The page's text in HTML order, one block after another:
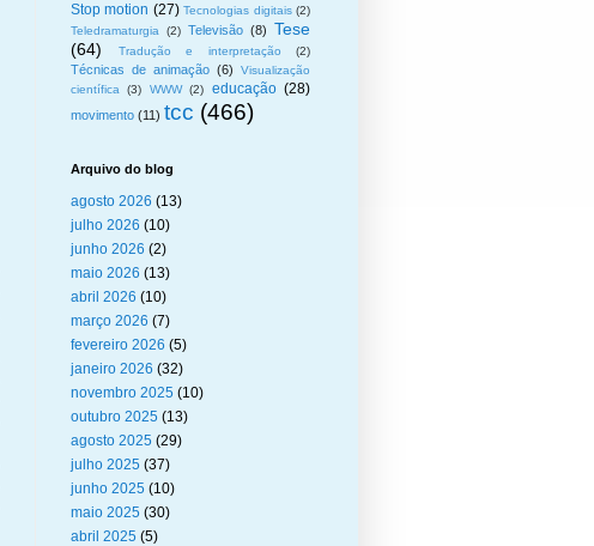
Stop motion (27) Tecnologias digitais (2)
Teledramaturgia
(2) Televisão (8) Tese
(64)
Tradução e interpretação (2)
Técnicas de animação (6)
Visualização
científica
(3) WWW (2) educação (28)
movimento (11) tcc (466)
Arquivo do blog
agosto 2026 (13)
julho 2026 (10)
junho 2026 (2)
maio 2026 (13)
abril 2026 (10)
março 2026 (7)
fevereiro 2026 (5)
janeiro 2026 (32)
novembro 2025 (10)
outubro 2025 (13)
agosto 2025 (29)
julho 2025 (37)
junho 2025 (10)
maio 2025 (30)
abril 2025 (5)